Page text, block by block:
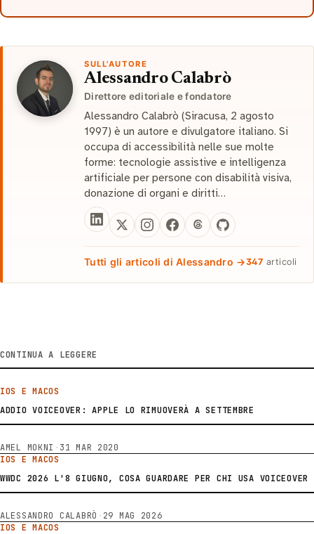
SULL'AUTORE
Alessandro Calabrò
Direttore editoriale e fondatore
Alessandro Calabrò (Siracusa, 2 agosto
1997) è un autore e divulgatore italiano. Si
occupa di accessibilità nelle sue molte
forme: tecnologie assistive e intelligenza
artificiale per persone con disabilità visiva,
donazione di organi e diritti…
Tutti gli articoli di Alessandro →347 articoli
CONTINUA A LEGGERE
IOS E MACOS
ADDIO VOICEOVER: APPLE LO RIMUOVERÀ A SETTEMBRE
AMEL MOKNI · 31 MAR 2020
IOS E MACOS
WWDC 2026 L'8 GIUGNO, COSA GUARDARE PER CHI USA VOICEOVER
ALESSANDRO CALABRÒ · 29 MAG 2026
IOS E MACOS